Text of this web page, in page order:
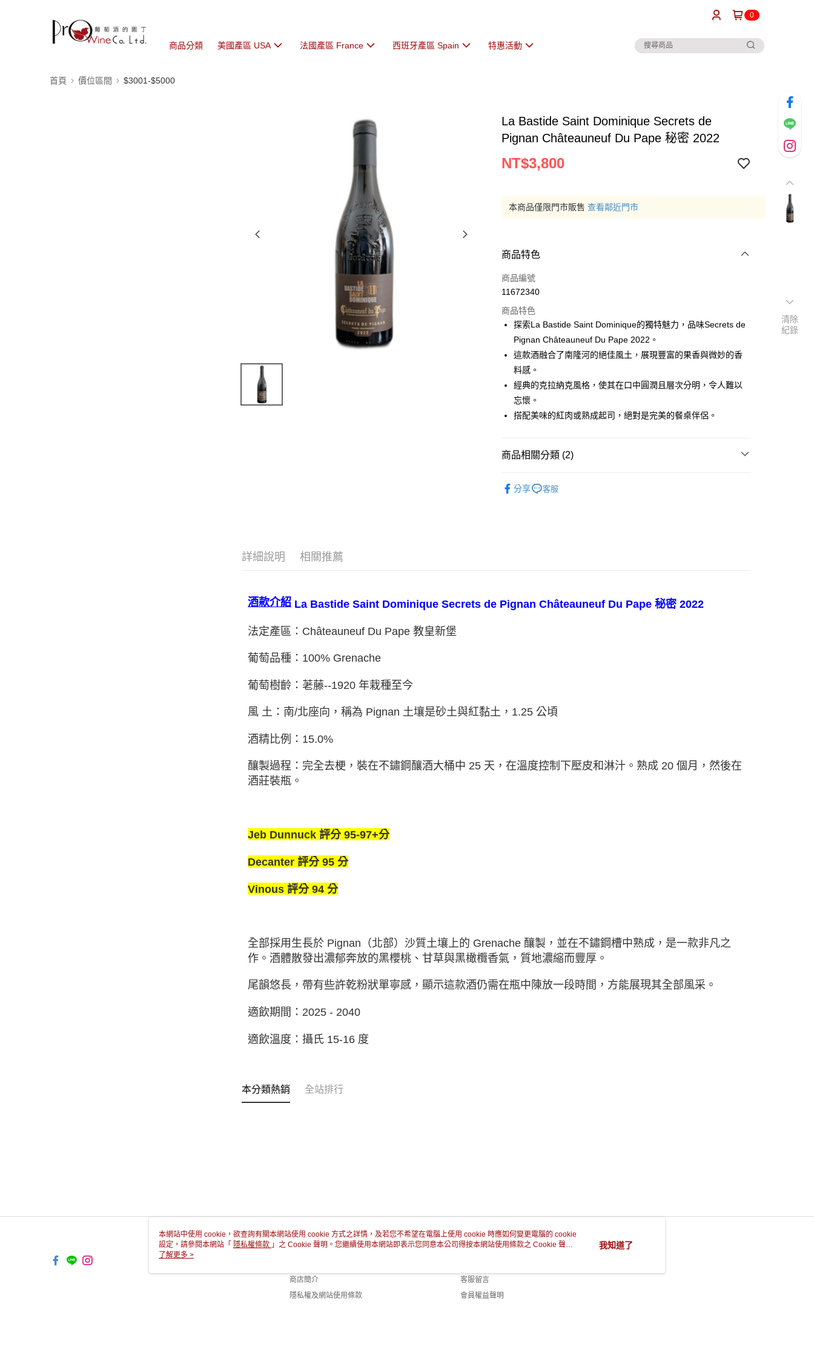
0
商品分類 美國產區 USA 法國產區 France 西班牙產區 Spain 特惠活動
首頁 價位區間 $3001-$5000
La Bastide Saint Dominique Secrets de
Pignan Châteauneuf Du Pape 秘密 2022
NT$3,800
本商品僅限門市販售 查看鄰近門市
商品特色
商品編號
11672340
商品特色
探索La Bastide Saint Dominique的獨特魅力，品味Secrets de
Pignan Châteauneuf Du Pape 2022。
這款酒融合了南隆河的絕佳風土，展現豐富的果香與微妙的香
料感。
經典的克拉納克風格，使其在口中圓潤且層次分明，令人難以
忘懷。
搭配美味的紅肉或熟成起司，絕對是完美的餐桌伴侶。
商品相關分類 (2)
分享 客服
詳細說明 相關推薦
酒款介紹La Bastide Saint Dominique Secrets de Pignan Châteauneuf Du Pape 秘密 2022
法定產區：Châteauneuf Du Pape 教皇新堡
葡萄品種：100% Grenache
葡萄樹齡：荖藤--1920 年栽種至今
風 土：南/北座向，稱為 Pignan 土壤是砂土與紅黏土，1.25 公頃
酒精比例：15.0%
釀製過程：完全去梗，裝在不鏽鋼釀酒大桶中 25 天，在溫度控制下壓皮和淋汁。熟成 20 個月，然後在
酒莊裝瓶。
Jeb Dunnuck 評分 95-97+分
Decanter 評分 95 分
Vinous 評分 94 分
全部採用⽣⻑於 Pignan（北部）沙質土壤上的 Grenache 釀製，並在不鏽鋼槽中熟成，是⼀款非凡之
作。酒體散發出濃郁奔放的⿊櫻桃、⽢草與⿊橄欖香氣，質地濃縮⽽豐厚。
尾韻悠⻑，帶有些許乾粉狀單寧感，顯示這款酒仍需在瓶中陳放⼀段時間，⽅能展現其全部風采。
適飲期間：2025 - 2040
適飲溫度：攝氏 15-16 度
本分類熱銷 全站排行
關於我們
商店簡介
隱私權及網站使用條款
客服資訊
客服留言
會員權益聲明
清除
紀錄
本網站中使用 cookie，欲查詢有關本網站使用 cookie 方式之詳情，及若您不希望在電腦上使用 cookie 時應如何變更電腦的 cookie
設定，請參閱本網站「 隱私權條款 」之 Cookie 聲明。您繼續使用本網站即表示您同意本公司得按本網站使用條款之 Cookie 聲明
使用 cookie。
了解更多 >
我知道了